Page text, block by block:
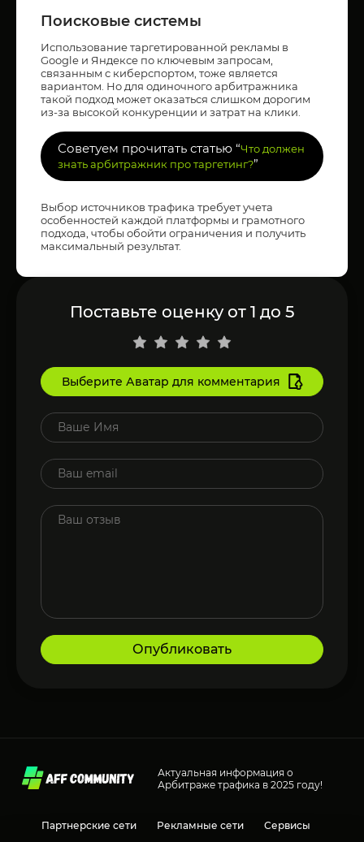
Поисковые системы
Использование таргетированной рекламы в
Google и Яндексе по ключевым запросам,
связанным с киберспортом, тоже является
вариантом. Но для одиночного арбитражника
такой подход может оказаться слишком дорогим
из-за высокой конкуренции и затрат на клики.
Советуем прочитать статью “Что должен
знать арбитражник про таргетинг?”
Выбор источников трафика требует учета
особенностей каждой платформы и грамотного
подхода, чтобы обойти ограничения и получить
максимальный результат.
Поставьте оценку от 1 до 5
Выберите Аватар для комментария
Опубликовать
Актуальная информация о
Арбитраже трафика в 2025 году!
Партнерские сети Рекламные сети
Сервисы